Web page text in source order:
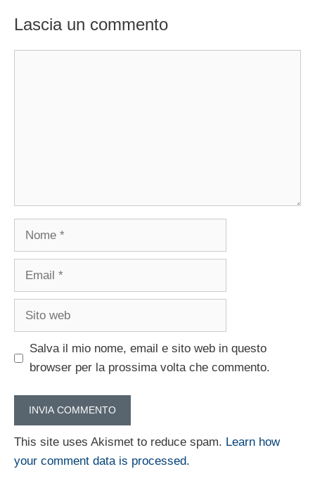
Lascia un commento
Nome
Email
Sito
Salva il mio nome, email e sito web in questo
browser per la prossima volta che commento.
This site uses Akismet to reduce spam. Learn how
your comment data is processed.